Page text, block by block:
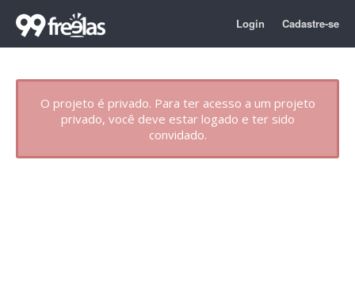
Login Cadastre-se
O projeto é privado. Para ter acesso a um projeto
privado, você deve estar logado e ter sido
convidado.